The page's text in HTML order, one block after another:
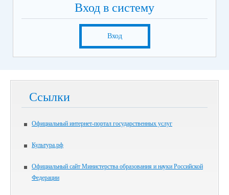
Вход в систему
Вход
Ссылки
Официальный интернет-портал государственных услуг
Культура.рф
Официальный сайт Министерства образования и науки Российской
Федерации